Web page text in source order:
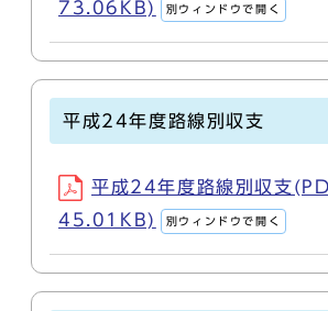
73.06KB) 別ウィンドウで開く
平成24年度路線別収支
平成24年度路線別収支
45.01KB)
別ウィンドウで開く